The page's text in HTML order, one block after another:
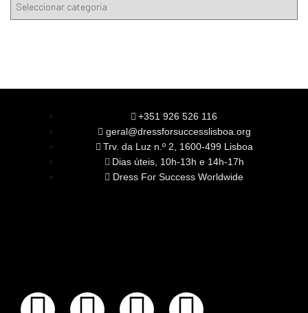
+351 926 526 116
geral@dressforsuccesslisboa.org
Trv. da Luz n.º 2, 1600-499 Lisboa
Dias úteis, 10h-13h e 14h-17h
Dress For Success Worldwide